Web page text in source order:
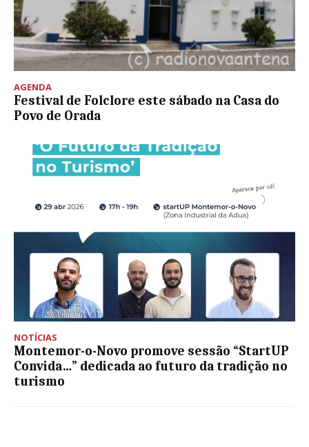
AGENDA
Festival de Folclore este sábado na Casa do
Povo de Orada
NOTÍCIAS
Montemor-o-Novo promove sessão “StartUP
Convida…” dedicada ao futuro da tradição no
turismo